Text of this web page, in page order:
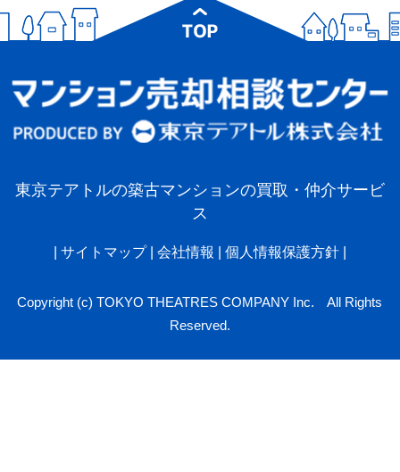
東京テアトルの築古マンションの買取・仲介サービ
ス
サイトマップ 会社情報 個人情報保護方針|
Copyright (c) TOKYO THEATRES COMPANY Inc. All Rights
Reserved.